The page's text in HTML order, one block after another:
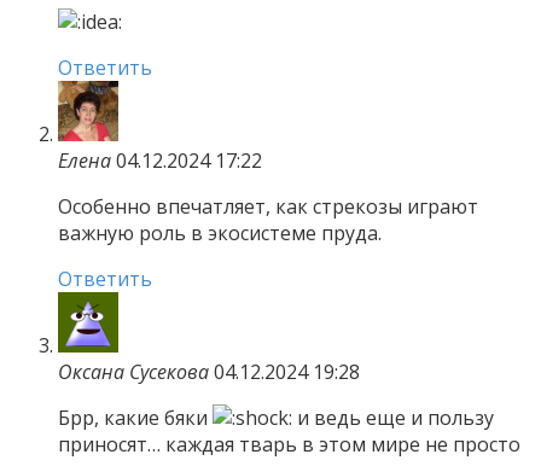
Ответить
Елена04.12.2024 17:22
Особенно впечатляет, как стрекозы играют
важную роль в экосистеме пруда.
Ответить
Оксана Сусекова04.12.2024 19:28
Брр, какие бяки
и ведь еще и пользу
приносят… каждая тварь в этом мире не просто